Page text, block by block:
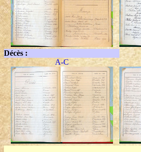
Décès :
A-C